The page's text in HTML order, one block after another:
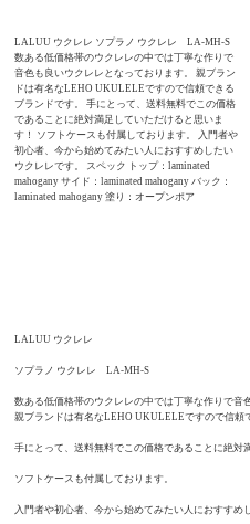
LALUU ウクレレ ソプラノ ウクレレ LA-MH-S
数ある低価格帯のウクレレの中では丁寧な作りで
音色も良いウクレレとなっております。 親ブラン
ドは有名なLEHO UKULELEですので信頼できる
ブランドです。 手にとって、送料無料でこの価格
であることに絶対満足していただけると思いま
す！ ソフトケースも付属しております。 入門者や
初心者、今から始めてみたい人におすすめしたい
ウクレレです。 スペック トップ：laminated
mahogany サイド：laminated mahogany バック：
laminated mahogany 塗り：オープンポア
LALUU ウクレレ
ソプラノ ウクレレ LA-MH-S
数ある低価格帯のウクレレの中では丁寧な作りで音
親ブランドは有名なLEHO UKULELEですので信頼
手にとって、送料無料でこの価格であることに絶対
ソフトケースも付属しております。
入門者や初心者、今から始めてみたい人におすすめ